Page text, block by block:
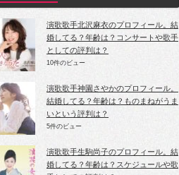
演歌歌手北沢麻衣のプロフィール。結
婚してる？年齢は？コンサートや歌手
としての評判は？
10件のビュー
演歌歌手神園さやかのプロフィール。
結婚してる？年齢は？ものまねがうま
いという評判は？
5件のビュー
演歌歌手生駒尚子のプロフィール。結
婚してる？年齢は？スケジュールや歌